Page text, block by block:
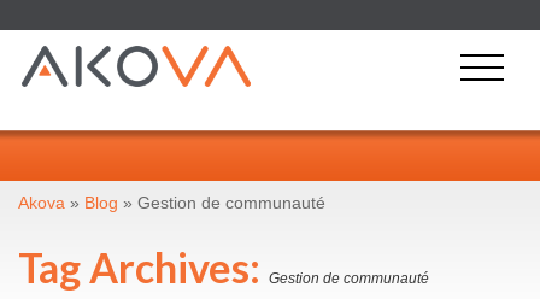
Akova » Blog » Gestion de communauté
Tag Archives: Gestion de communauté